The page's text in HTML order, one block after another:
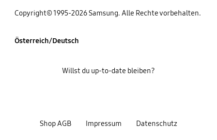
Copyright© 1995-2026 Samsung. Alle Rechte vorbehalten.
Österreich/Deutsch
Shop AGB Impressum Datenschutz
Willst du up-to-date bleiben?